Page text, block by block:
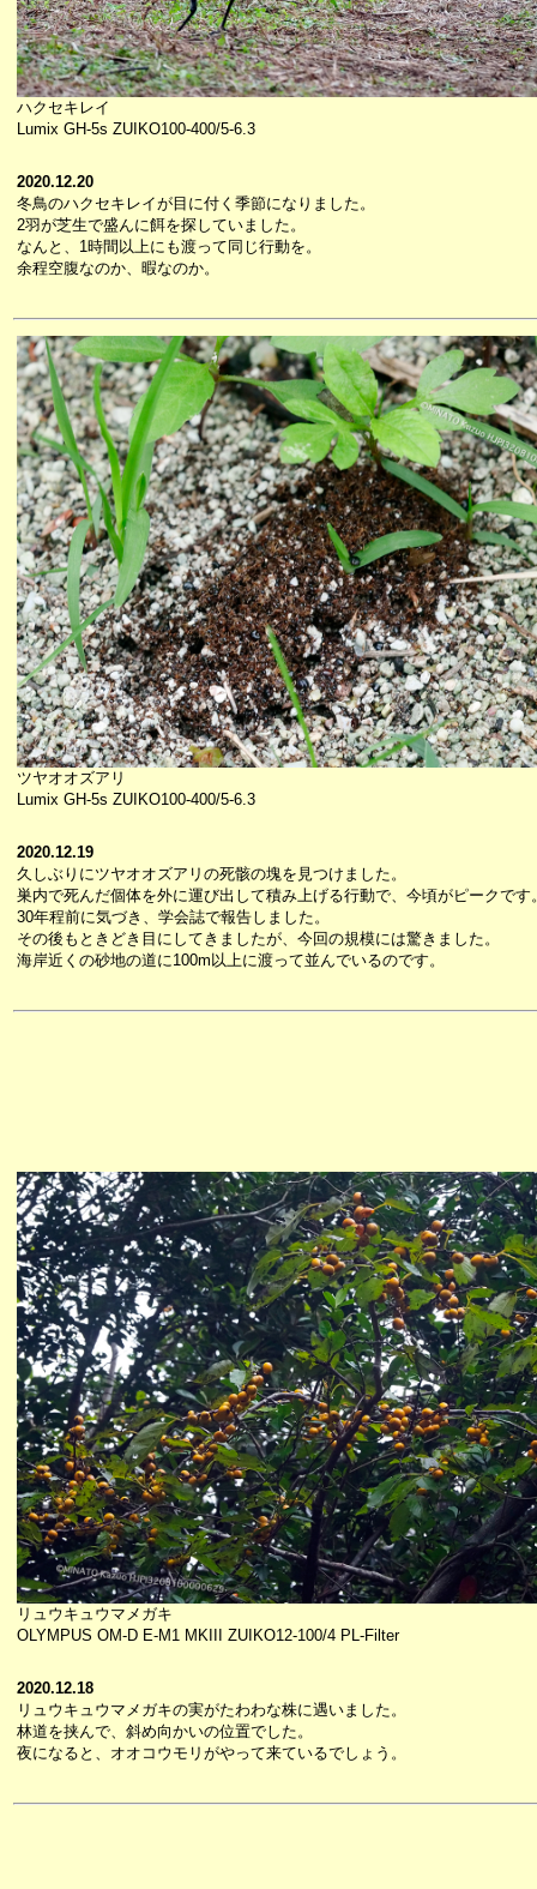
ハクセキレイ
Lumix GH-5s ZUIKO100-400/5-6.3
2020.12.20
冬鳥のハクセキレイが目に付く季節になりました。
2羽が芝生で盛んに餌を探していました。
なんと、1時間以上にも渡って同じ行動を。
余程空腹なのか、暇なのか。
ツヤオオズアリ
Lumix GH-5s ZUIKO100-400/5-6.3
2020.12.19
久しぶりにツヤオオズアリの死骸の塊を見つけました。
巣内で死んだ個体を外に運び出して積み上げる行動で、今頃がピークです
30年程前に気づき、学会誌で報告しました。
その後もときどき目にしてきましたが、今回の規模には驚きました。
海岸近くの砂地の道に100m以上に渡って並んでいるのです。
リュウキュウマメガキ
OLYMPUS OM-D E-M1 MKIII ZUIKO12-100/4 PL-Filter
2020.12.18
リュウキュウマメガキの実がたわわな株に遇いました。
林道を挟んで、斜め向かいの位置でした。
夜になると、オオコウモリがやって来ているでしょう。